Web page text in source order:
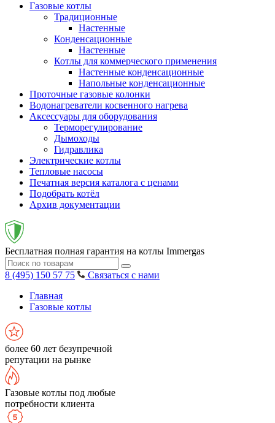
Газовые котлы
Традиционные
Настенные
Конденсационные
Настенные
Котлы для коммерческого применения
Настенные конденсационные
Напольные конденсационные
Проточные газовые колонки
Водонагреватели косвенного нагрева
Аксессуары для оборудования
Терморегулирование
Дымоходы
Гидравлика
Электрические котлы
Тепловые насосы
Печатная версия каталога с ценами
Подобрать котёл
Архив документации
Бесплатная полная гарантия на котлы Immergas
8 (495) 150 57 75
Связаться с нами
Главная
Газовые котлы
более 60 лет безупречной
репутации на рынке
Газовые котлы под любые
потребности клиента